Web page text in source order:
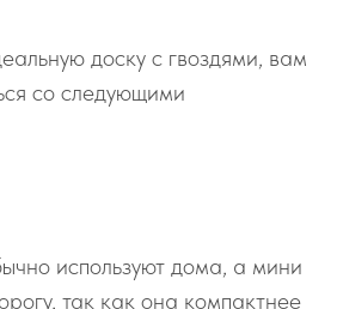
доску с гвоздями, вам
со следующими
используют дома, а мини
так как она компактнее